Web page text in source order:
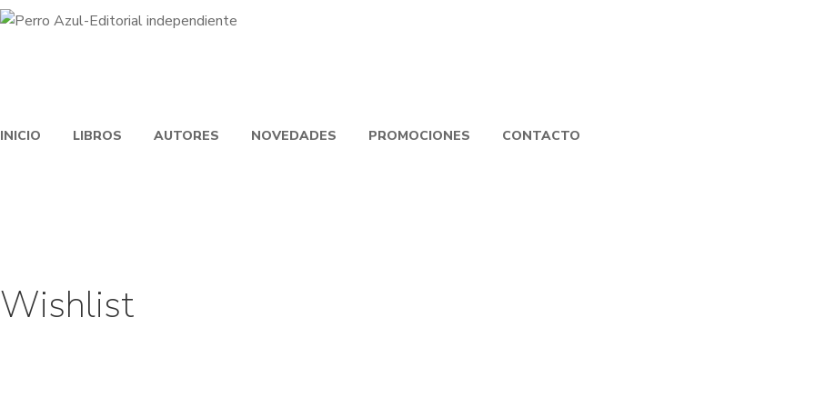
INICIO LIBROS AUTORES NOVEDADES PROMOCIONES CONTACTO
Wishlist